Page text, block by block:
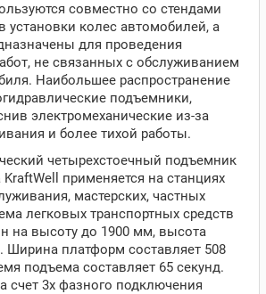
совместно со стендами
установки колес автомобилей, а
для проведения
не связанных с обслуживанием
Наибольшее распространение
подъемники,
электромеханические из-за
и более тихой работы.
четырехстоечный подъемник
KraftWell применяется на станциях
мастерских, частных
легковых транспортных средств
на высоту до 1900 мм, высота
Ширина платформ составляет 508
подъема составляет 65 секунд.
счет 3х фазного подключения